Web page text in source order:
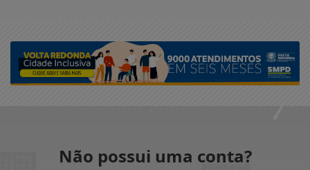
Não possui uma conta?